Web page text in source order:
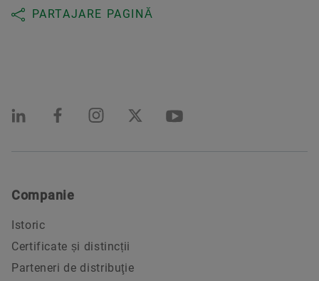
PARTAJARE PAGINĂ
Companie
Istoric
Certificate și distincții
Parteneri de distribuţie